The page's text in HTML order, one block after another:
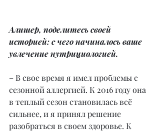
Алишер, поделитесь своей
историей: с чего начиналось ваше
увлечение нутрициологией.
– В свое время я имел проблемы с
сезонной аллергией. К 2016 году она
в теплый сезон становилась всё
сильнее, и я принял решение
разобраться в своем здоровье. К